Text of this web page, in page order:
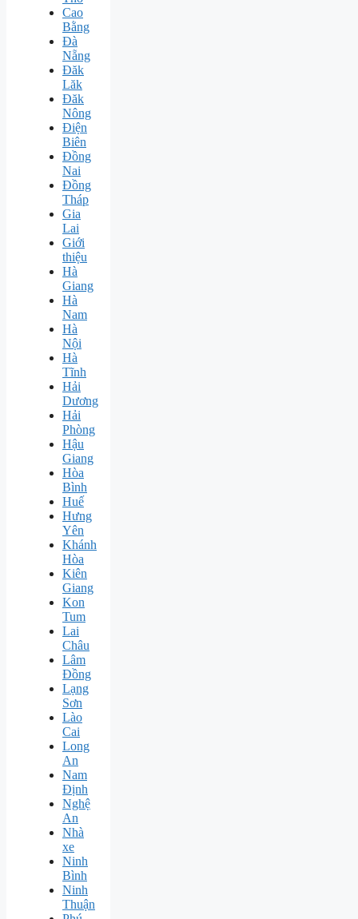
Cao
Bằng
Đà
Nẵng
Đăk
Lăk
Đăk
Nông
Điện
Biên
Đồng
Nai
Đồng
Tháp
Gia
Lai
Giới
thiệu
Hà
Giang
Hà
Nam
Hà
Nội
Hà
Tĩnh
Hải
Dương
Hải
Phòng
Hậu
Giang
Hòa
Bình
Huế
Hưng
Yên
Khánh
Hòa
Kiên
Giang
Kon
Tum
Lai
Châu
Lâm
Đồng
Lạng
Sơn
Lào
Cai
Long
An
Nam
Định
Nghệ
An
Nhà
xe
Ninh
Bình
Ninh
Thuận